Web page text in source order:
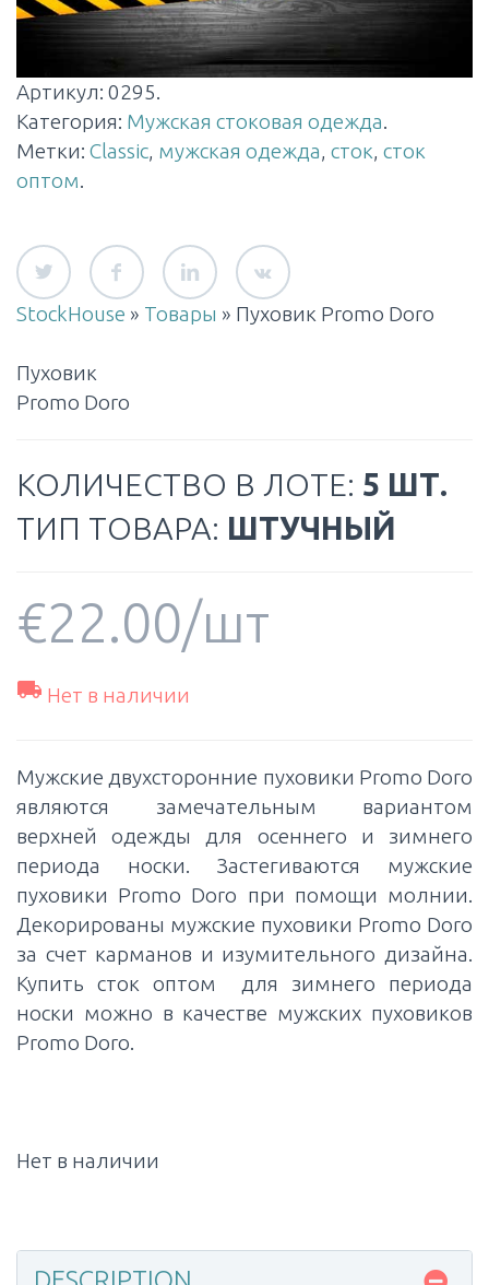
Артикул: 0295.
Категория: Мужская стоковая одежда.
Метки: Classic, мужская одежда, сток, сток
оптом.
StockHouse » Товары » Пуховик Promo Doro
Пуховик
Promo Doro
КОЛИЧЕСТВО В ЛОТЕ: 5 ШТ.
ТИП ТОВАРА: ШТУЧНЫЙ
€22.00/шт
 Нет в наличии
Мужские двухсторонние пуховики Promo Doro
являются замечательным вариантом
верхней одежды для осеннего и зимнего
периода носки. Застегиваются мужские
пуховики Promo Doro при помощи молнии.
Декорированы мужские пуховики Promo Doro
за счет карманов и изумительного дизайна.
Купить сток оптом для зимнего периода
носки можно в качестве мужских пуховиков
Promo Doro.
Нет в наличии